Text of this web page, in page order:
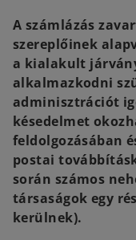
t
A számlázás
szereplőinek
a kialakult
alkalmazkodni
adminisztrációt
késedelmet
feldolgozásában
postai
során számos
társaságok egy
kerülnek).